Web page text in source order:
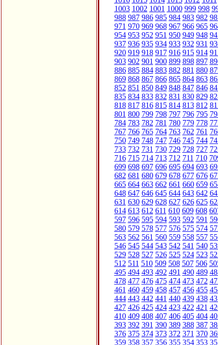
1003 1002 1001 1000 999 998
988 987 986 985 984 983 982
971 970 969 968 967 966 965
954 953 952 951 950 949 948
937 936 935 934 933 932 931
920 919 918 917 916 915 914
903 902 901 900 899 898 897
886 885 884 883 882 881 880
869 868 867 866 865 864 863
852 851 850 849 848 847 846
835 834 833 832 831 830 829
818 817 816 815 814 813 812
801 800 799 798 797 796 795
784 783 782 781 780 779 778
767 766 765 764 763 762 761
750 749 748 747 746 745 744
733 732 731 730 729 728 727
716 715 714 713 712 711 710
699 698 697 696 695 694 693
682 681 680 679 678 677 676
665 664 663 662 661 660 659
648 647 646 645 644 643 642
631 630 629 628 627 626 625
614 613 612 611 610 609 608
597 596 595 594 593 592 591
580 579 578 577 576 575 574
563 562 561 560 559 558 557
546 545 544 543 542 541 540
529 528 527 526 525 524 523
512 511 510 509 508 507 506
495 494 493 492 491 490 489
478 477 476 475 474 473 472
461 460 459 458 457 456 455
444 443 442 441 440 439 438
427 426 425 424 423 422 421
410 409 408 407 406 405 404
393 392 391 390 389 388 387
376 375 374 373 372 371 370
359 358 357 356 355 354 353